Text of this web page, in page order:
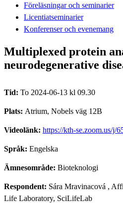
Föreläsningar och seminarier
Licentiatseminarier
Konferenser och evenemang
Multiplexed protein
neurodegenerative
Tid: To 2024-06-13 kl 09.30
Plats: Atrium, Nobels väg 12B
Videolänk: https://kth-se.zoom.us/j/
Språk: Engelska
Ämnesområde: Bioteknologi
Respondent: Sára Mravinacová ,
Life Laboratory, SciLifeLab